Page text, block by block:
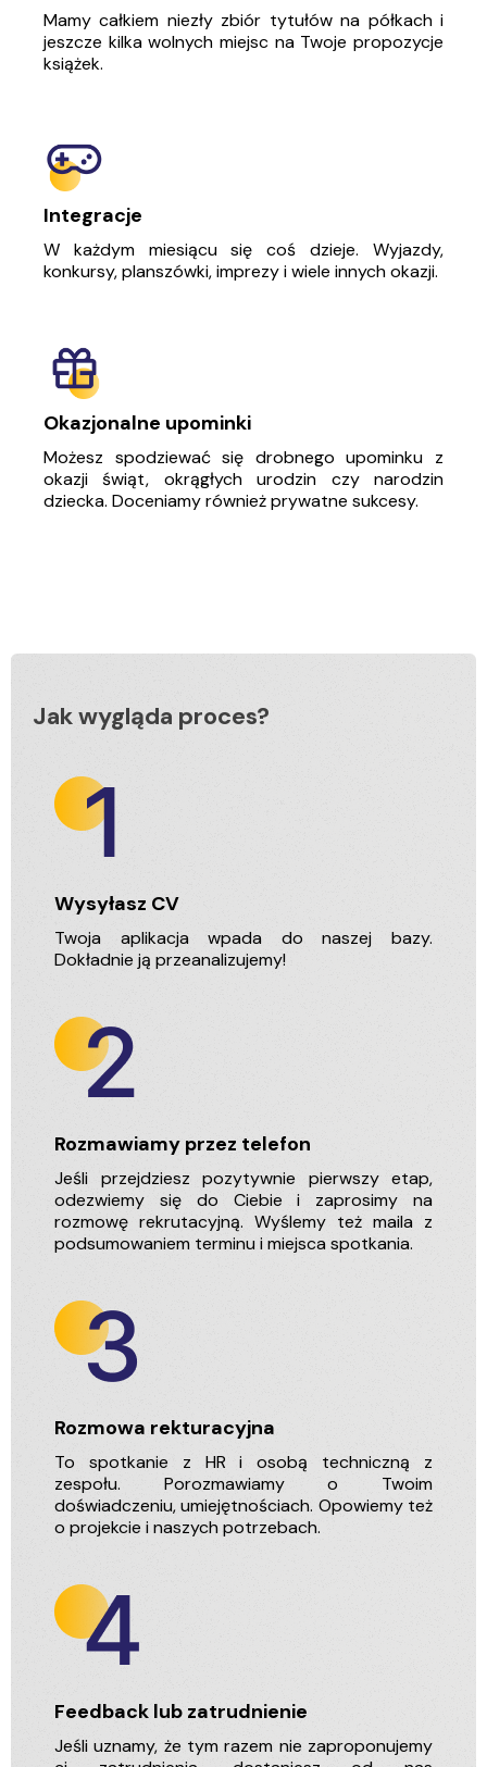
Mamy całkiem niezły zbiór tytułów na półkach i
jeszcze kilka wolnych miejsc na Twoje propozycje
książek.
Integracje
W każdym miesiącu się coś dzieje. Wyjazdy,
konkursy, planszówki, imprezy i wiele innych okazji.
Okazjonalne upominki
Możesz spodziewać się drobnego upominku z
okazji świąt, okrągłych urodzin czy narodzin
dziecka. Doceniamy również prywatne sukcesy.
Jak wygląda proces?
Wysyłasz CV
Twoja aplikacja wpada do naszej bazy.
Dokładnie ją przeanalizujemy!
Rozmawiamy przez telefon
Jeśli przejdziesz pozytywnie pierwszy etap,
odezwiemy się do Ciebie i zaprosimy na
rozmowę rekrutacyjną. Wyślemy też maila z
podsumowaniem terminu i miejsca spotkania.
Rozmowa rekturacyjna
To spotkanie z HR i osobą techniczną z
zespołu. Porozmawiamy o Twoim
doświadczeniu, umiejętnościach. Opowiemy też
o projekcie i naszych potrzebach.
Feedback lub zatrudnienie
Jeśli uznamy, że tym razem nie zaproponujemy